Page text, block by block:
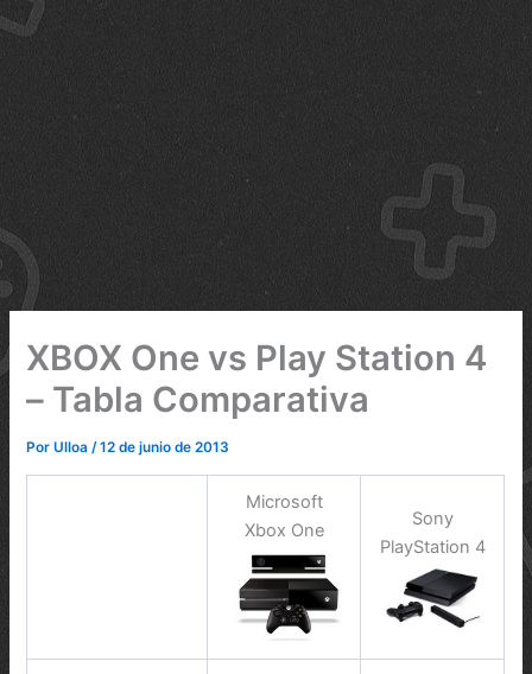
XBOX One vs Play Station 4
– Tabla Comparativa
PorUlloa/12 de junio de 2013
Microsoft
Xbox One
Sony
PlayStation 4